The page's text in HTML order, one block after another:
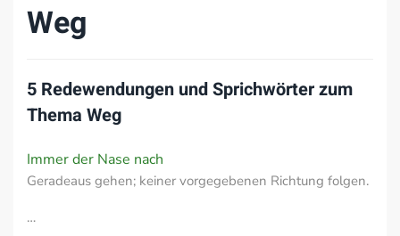
Weg
5 Redewendungen und Sprichwörter zum
Thema Weg
Immer der Nase nach
Geradeaus gehen; keiner vorgegebenen Richtung folgen.
…